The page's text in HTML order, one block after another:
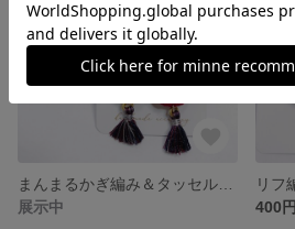
展示中
リフ
400円